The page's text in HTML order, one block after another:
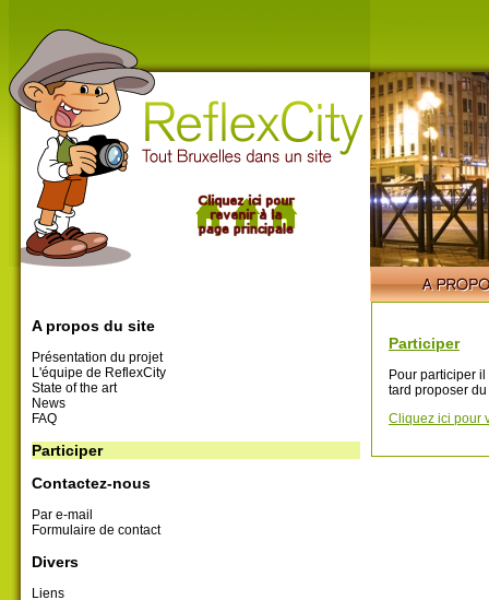
A propos du site
Présentation du projet
L'équipe de ReflexCity
State of the art
News
FAQ
Participer
Contactez-nous
Par e-mail
Formulaire de contact
Divers
Liens
Participer
Pour participer
tard proposer
Cliquez ici pour